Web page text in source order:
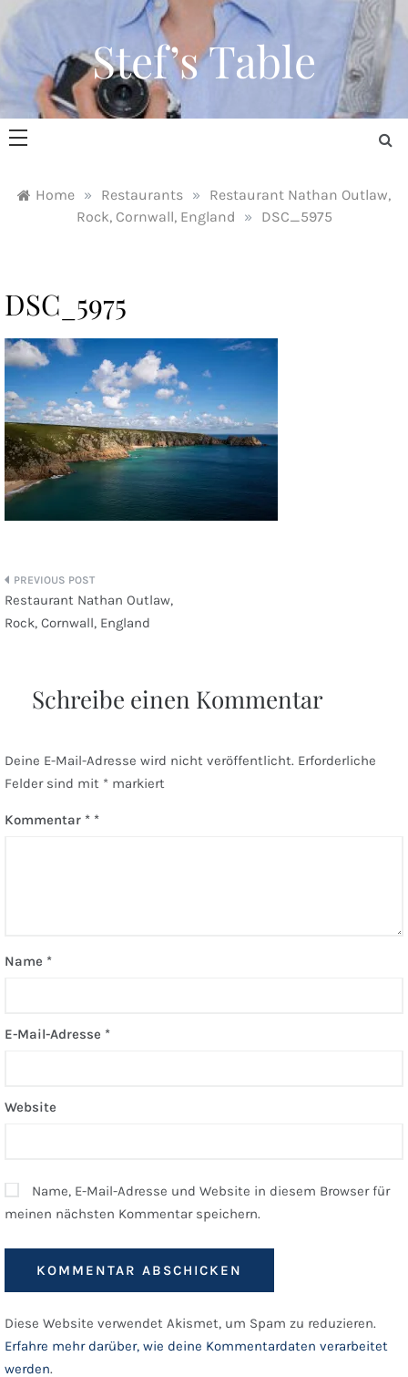
Skip
content
Stef’s Table
Home » Restaurants »
Restaurant Nathan Outlaw,
Rock, Cornwall, England
» DSC_5975
DSC_5975
Beitragsnavigation
Restaurant Nathan Outlaw,
Rock, Cornwall, England
Schreibe einen Kommentar
Deine E-Mail-Adresse wird nicht veröffentlicht. Erforderliche
Felder sind mit * markiert
Kommentar *
Name *
E-Mail-Adresse *
Website
Name, E-Mail-Adresse und Website in diesem Browser für
meinen nächsten Kommentar speichern.
Diese Website verwendet Akismet, um Spam zu reduzieren.
Erfahre mehr darüber, wie deine Kommentardaten verarbeitet
werden.